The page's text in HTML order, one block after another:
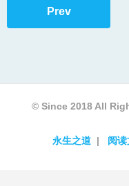
Prev
© Since 2018 All
永生之道
阅